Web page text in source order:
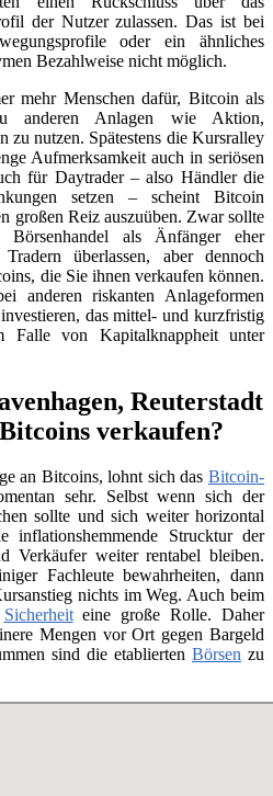
der Nutzer zulassen. Das ist bei
oder ein ähnliches
Bezahlweise nicht möglich.
mehr Menschen dafür, Bitcoin als
anderen Anlagen wie Aktion,
zu nutzen. Spätestens die Kursralley
Aufmerksamkeit auch in seriösen
für Daytrader – also Händler die
setzen – scheint Bitcoin
großen Reiz auszuüben. Zwar sollte
Börsenhandel als Änfänger eher
überlassen, aber dennoch
die Sie ihnen verkaufen können.
anderen riskanten Anlageformen
das mittel- und kurzfristig
von Kapitalknappheit unter
Reuterstadt
verkaufen?
an Bitcoins, lohnt sich das Bitcoin-
sehr. Selbst wenn sich der
sollte und sich weiter horizontal
inflationshemmende Strucktur der
Verkäufer weiter rentabel bleiben.
Fachleute bewahrheiten, dann
nichts im Weg. Auch beim
Sicherheiteine große Rolle. Daher
Mengen vor Ort gegen Bargeld
sind die etablierten Börsen zu